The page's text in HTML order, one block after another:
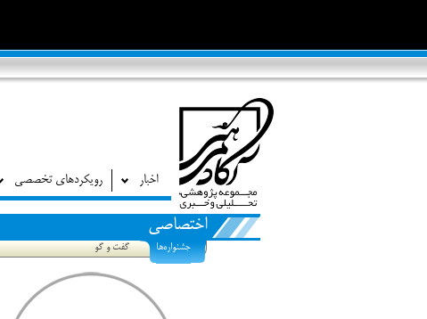
اخبار رویکردهای تخصصی
اختصاصی
جشنواره‌ها گفت و گو